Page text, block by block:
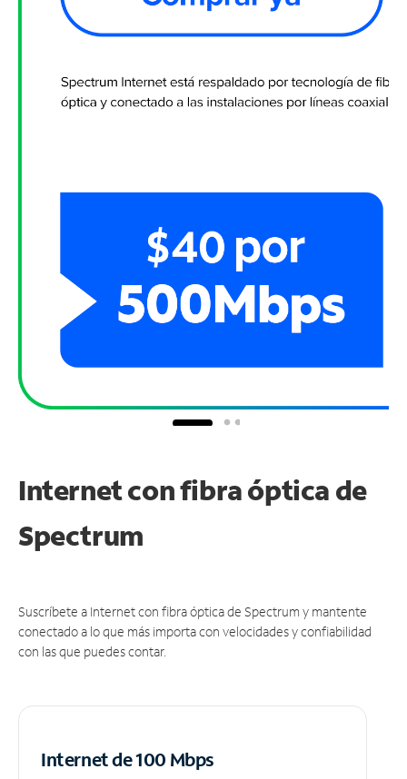
Internet con fibra óptica de
Spectrum
Suscríbete a Internet con fibra óptica de Spectrum y mantente
conectado a lo que más importa con velocidades y confiabilidad
con las que puedes contar.
Internet de 100 Mbps